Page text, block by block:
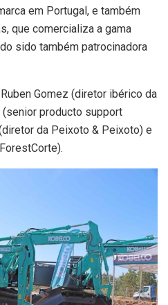
em Portugal, e também
que comercializa a gama
sido também patrocinadora
Gomez (diretor ibérico da
producto support
da Peixoto & Peixoto) e